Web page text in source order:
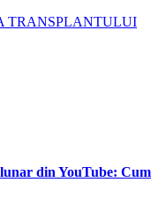
TRANSPLANTULUI
din YouTube: Cum